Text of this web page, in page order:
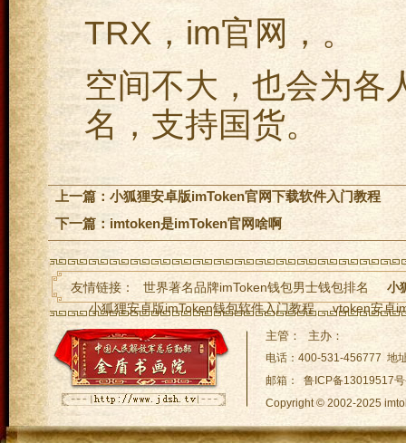
TRX，im官网，。
空间不大，也会为各
名，支持国货。
上一篇： 小狐狸安卓版imToken官网下载软件入门教程
下一篇： imtoken是imToken官网啥啊
友情链接： 世界著名品牌imToken钱包男士钱包排名
小
小狐狸安卓版imToken钱包软件入门教程
vtoken安卓
手机钱包imToken官网功能
im钱包助记词有误怎么办-（
im钱包反编译-（im下载im钱包导出私钥）
主管： 主办：
电话：400-531-456777 地
邮箱： 鲁ICP备13019517
Copyright © 2002-2025
网站地图:XML 地图|